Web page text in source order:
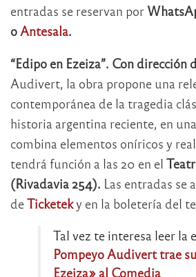
entradas se reservan por
o Antesala.
“Edipo en Ezeiza”. Con dirección
Audivert, la obra propone una
contemporánea de la tragedia
historia argentina reciente, en
combina elementos oníricos y
tendrá función a las 20 en el
(Rivadavia 254). Las entradas se
deTicketeky en la boletería del
Tal vez te interesa leer la
Pompeyo Audivert trae
Ezeiza» al Comedia